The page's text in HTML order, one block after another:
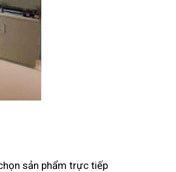
sản phẩm trực tiếp